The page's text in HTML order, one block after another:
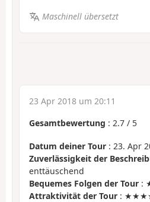
Maschinell übersetzt
23 Apr 2018 um 20:11
Gesamtbewertung : 2.7 / 5
Datum deiner Tour : 23. Apr
Zuverlässigkeit der
enttäuschend
Bequemes Folgen der Tour :
Attraktivität der Tour :